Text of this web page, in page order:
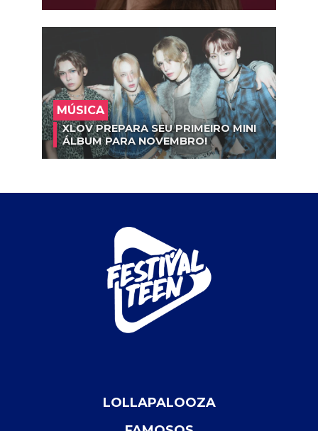
MÚSICA
XLOV PREPARA SEU PRIMEIRO MINI
ÁLBUM PARA NOVEMBRO!
LOLLAPALOOZA